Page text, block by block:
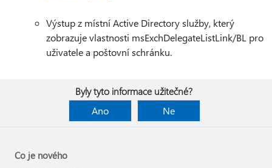
Výstup z místní Active Directory služby, který
zobrazuje vlastnosti msExchDelegateListLink/BL pro
uživatele a poštovní schránku.
Byly tyto informace užitečné?
Ano
Ne
Co je nového